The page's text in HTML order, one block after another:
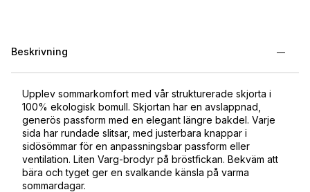
Beskrivning
Upplev sommarkomfort med vår strukturerade skjorta i
100% ekologisk bomull. Skjortan har en avslappnad,
generös passform med en elegant längre bakdel. Varje
sida har rundade slitsar, med justerbara knappar i
sidösömmar för en anpassningsbar passform eller
ventilation. Liten Varg-brodyr på bröstfickan. Bekväm att
bära och tyget ger en svalkande känsla på varma
sommardagar.